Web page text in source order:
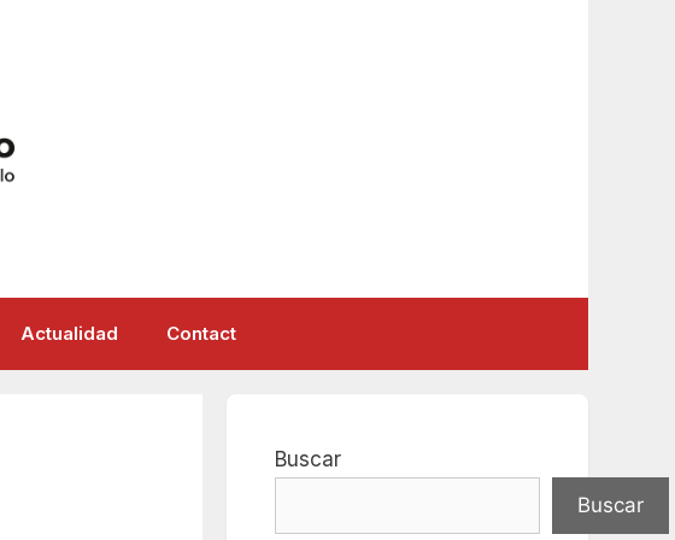
Actualidad Contact
Buscar
Buscar